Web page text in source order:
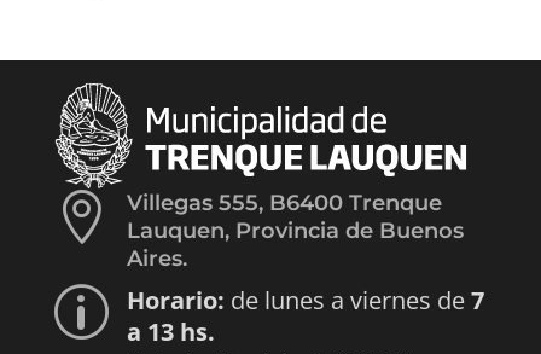

Villegas 555, B6400 Trenque
Lauquen, Provincia de Buenos
Aires.
p Horario: de lunes a viernes de7
a 13 hs.